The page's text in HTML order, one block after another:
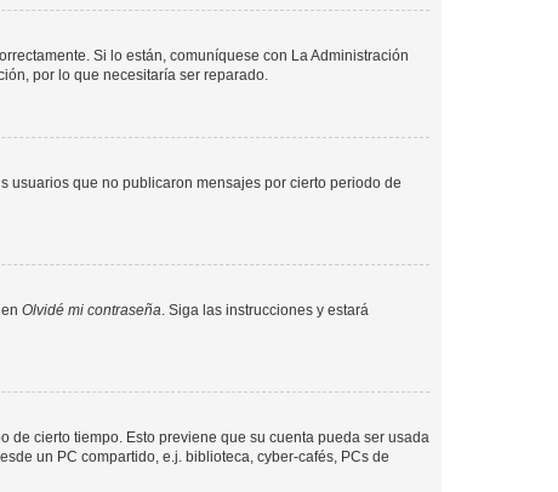
Si lo están, comuníquese con La Administración
por lo que necesitaría ser reparado.
usuarios que no publicaron mensajes por cierto periodo de
Olvidé mi contraseña. Siga las instrucciones y estará
cierto tiempo. Esto previene que su cuenta pueda ser usada
un PC compartido, e.j. biblioteca, cyber-cafés, PCs de